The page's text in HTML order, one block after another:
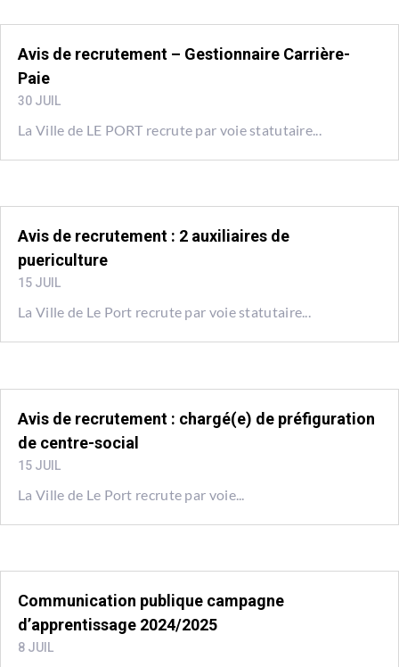
Avis de recrutement – Gestionnaire Carrière-
Paie
30 JUIL
La Ville de LE PORT recrute par voie statutaire...
Avis de recrutement : 2 auxiliaires de
puericulture
15 JUIL
La Ville de Le Port recrute par voie statutaire...
Avis de recrutement : chargé(e) de préfiguration
de centre-social
15 JUIL
La Ville de Le Port recrute par voie...
Communication publique campagne
d’apprentissage 2024/2025
8 JUIL